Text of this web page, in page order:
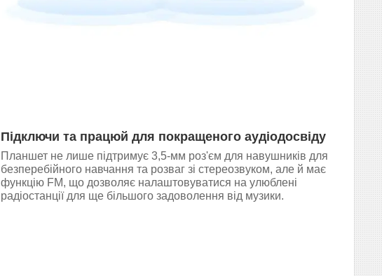
Підключи та працюй для покращеного аудіодосвіду
Планшет не лише підтримує 3,5-мм роз'єм для навушників для
безперебійного навчання та розваг зі стереозвуком, але й має
функцію FM, що дозволяє налаштовуватися на улюблені
радіостанції для ще більшого задоволення від музики.